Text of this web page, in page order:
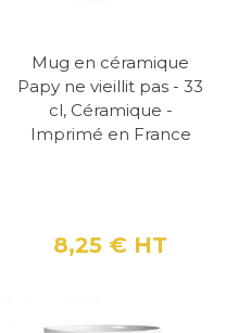
Mug en céramique
Papy ne vieillit pas - 33
cl, Céramique -
Imprimé en France
Prix
8,25 € HT